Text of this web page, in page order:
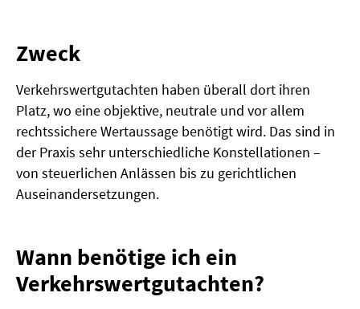
Zweck
Verkehrswertgutachten haben überall dort ihren
Platz, wo eine objektive, neutrale und vor allem
rechtssichere Wertaussage benötigt wird. Das sind in
der Praxis sehr unterschiedliche Konstellationen –
von steuerlichen Anlässen bis zu gerichtlichen
Auseinandersetzungen.
Wann benötige ich ein
Verkehrswertgutachten?